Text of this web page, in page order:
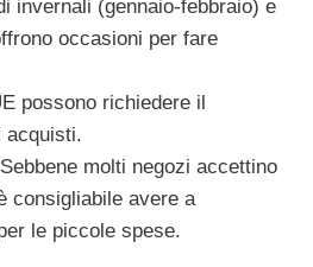
invernali (gennaio-febbraio) e
occasioni per fare
possono richiedere il
acquisti.
molti negozi accettino
consigliabile avere a
le piccole spese.